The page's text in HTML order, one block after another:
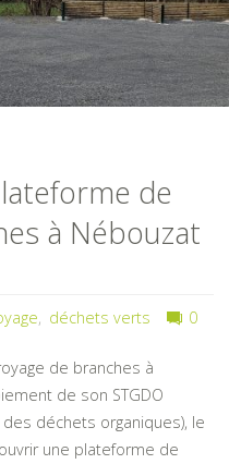
de
à Nébouzat
, déchets verts 0
de branches à
de son STGDO
déchets organiques), le
une plateforme de